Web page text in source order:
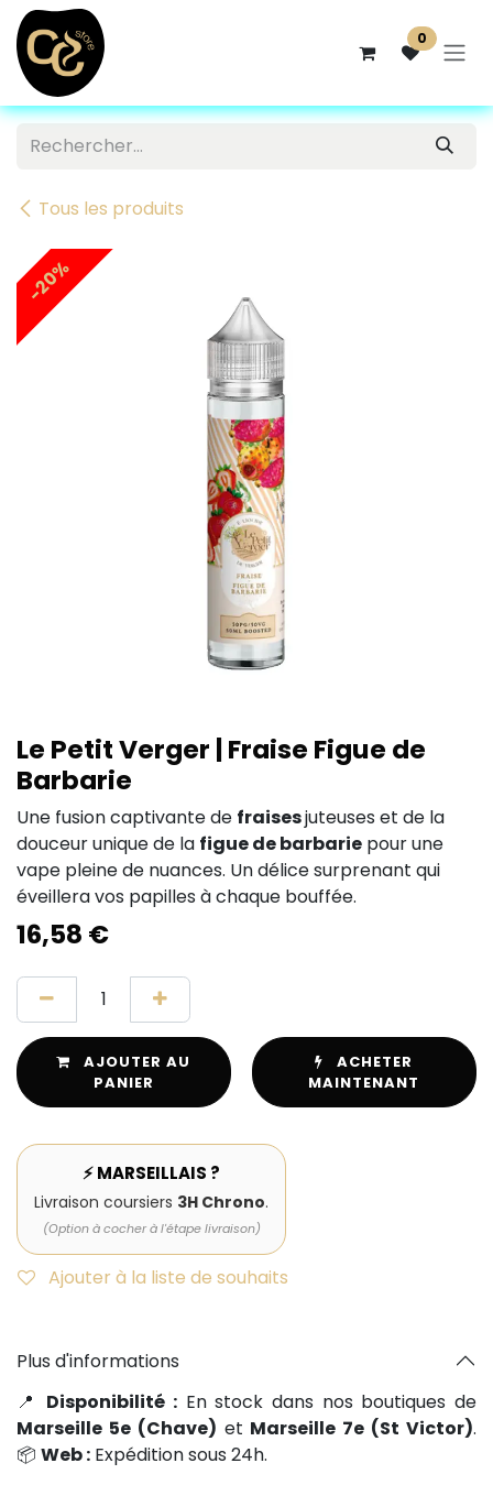
Se rendre au contenu
0
Tous les produits
-20%
Le Petit Verger | Fraise Figue de
Barbarie
Une fusion captivante de fraisesjuteuses et de la
douceur unique de la figue de barbarie pour une
vape pleine de nuances. Un délice surprenant qui
éveillera vos papilles à chaque bouffée.
16,58 €
AJOUTER AU
PANIER
ACHETER
MAINTENANT
⚡ MARSEILLAIS ?
Livraison coursiers 3H Chrono.
(Option à cocher à l'étape livraison)
Ajouter à la liste de souhaits
Plus d'informations
📍 Disponibilité : En stock dans nos boutiques de
Marseille 5e (Chave) et Marseille 7e (St Victor).
📦 Web : Expédition sous 24h.